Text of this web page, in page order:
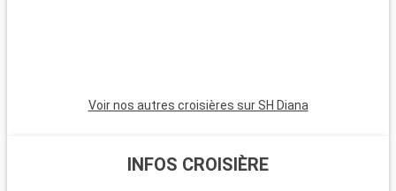
Voir nos autres croisières sur SH Diana
INFOS CROISIÈRE